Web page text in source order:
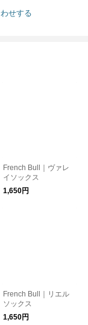
せする
French Bull｜ヴァレ
イソックス
1,650円
French Bull｜リエル
ソックス
1,650円